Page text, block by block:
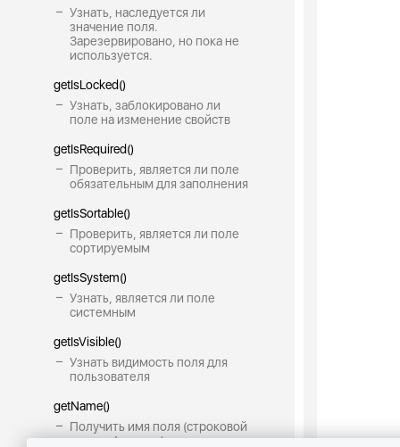
Узнать, наследуется ли
значение поля.
Зарезервировано, но пока не
используется.
getIsLocked()
Узнать, заблокировано ли
поле на изменение свойств
getIsRequired()
Проверить, является ли поле
обязательным для заполнения
getIsSortable()
Проверить, является ли поле
сортируемым
getIsSystem()
Узнать, является ли поле
системным
getIsVisible()
Узнать видимость поля для
пользователя
getName()
Получить имя поля (строковой
идентификатор)